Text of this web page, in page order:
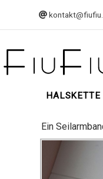
HALSKETTE
Ein